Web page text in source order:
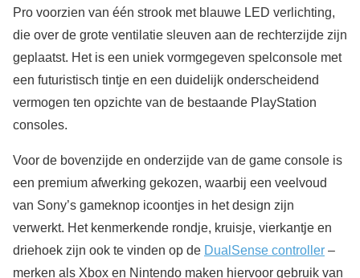
Pro voorzien van één strook met blauwe LED verlichting,
die over de grote ventilatie sleuven aan de rechterzijde zijn
geplaatst. Het is een uniek vormgegeven spelconsole met
een futuristisch tintje en een duidelijk onderscheidend
vermogen ten opzichte van de bestaande PlayStation
consoles.
Voor de bovenzijde en onderzijde van de game console is
een premium afwerking gekozen, waarbij een veelvoud
van Sony’s gameknop icoontjes in het design zijn
verwerkt. Het kenmerkende rondje, kruisje, vierkantje en
driehoek zijn ook te vinden op de DualSense controller –
merken als Xbox en Nintendo maken hiervoor gebruik van